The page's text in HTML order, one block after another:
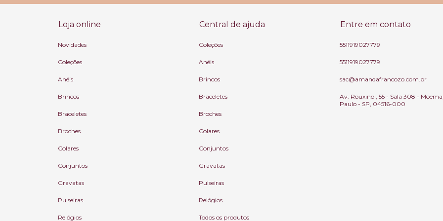
Loja online
Novidades
Coleções
Anéis
Brincos
Braceletes
Broches
Colares
Conjuntos
Gravatas
Pulseiras
Relógios
Central de ajuda
Coleções
Anéis
Brincos
Braceletes
Broches
Colares
Conjuntos
Gravatas
Pulseiras
Relógios
Todos os produtos
Entre em contato
5511919027779
5511919027779
sac@amandafrancozo.com.br
Av. Rouxinol, 55 - Sala 308 -
Paulo - SP, 04516-000